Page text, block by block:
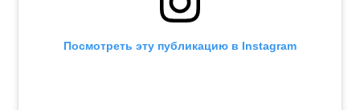
Посмотреть эту публикацию в Instagram